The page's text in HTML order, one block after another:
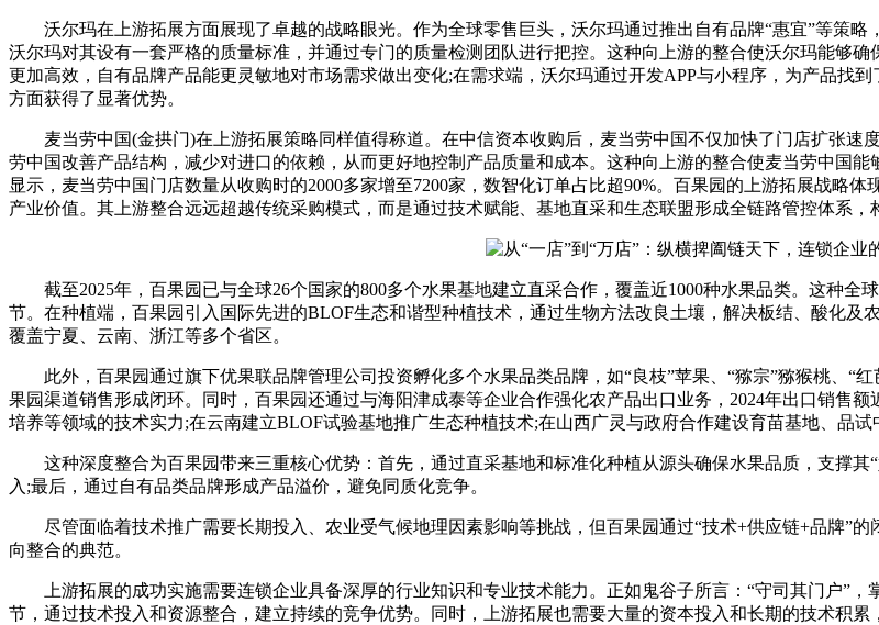
沃尔玛在上游拓展方面展现了卓越的战略眼光。作为全球零售巨头，沃尔玛通过推出自有品牌“惠宜”等策略
沃尔玛对其设有一套严格的质量标准，并通过专门的质量检测团队进行把控。这种向上游的整合使沃尔玛能够
更加高效，自有品牌产品能更灵敏地对市场需求做出变化;在需求端，沃尔玛通过开发APP与小程序，为产品找
方面获得了显著优势。
麦当劳中国(金拱门)在上游拓展策略同样值得称道。在中信资本收购后，麦当劳中国不仅加快了门店扩张速
劳中国改善产品结构，减少对进口的依赖，从而更好地控制产品质量和成本。这种向上游的整合使麦当劳中国
显示，麦当劳中国门店数量从收购时的2000多家增至7200家，数智化订单占比超90%。百果园的上游拓展战略
产业价值。其上游整合远远超越传统采购模式，而是通过技术赋能、基地直采和生态联盟形成全链路管控体系，
截至2025年，百果园已与全球26个国家的800多个水果基地建立直采合作，覆盖近1000种水果品类。这种全
节。在种植端，百果园引入国际先进的BLOF生态和谐型种植技术，通过生物方法改良土壤，解决板结、酸化及
覆盖宁夏、云南、浙江等多个省区。
此外，百果园通过旗下优果联品牌管理公司投资孵化多个水果品类品牌，如“良枝”苹果、“猕宗”猕猴桃、“
果园渠道销售形成闭环。同时，百果园还通过与海阳津成泰等企业合作强化农产品出口业务，2024年出口销售
培养等领域的技术实力;在云南建立BLOF试验基地推广生态种植技术;在山西广灵与政府合作建设育苗基地、品试
这种深度整合为百果园带来三重核心优势：首先，通过直采基地和标准化种植从源头确保水果品质，支撑其
入;最后，通过自有品类品牌形成产品溢价，避免同质化竞争。
尽管面临着技术推广需要长期投入、农业受气候地理因素影响等挑战，但百果园通过“技术+供应链+品牌”的
向整合的典范。
上游拓展的成功实施需要连锁企业具备深厚的行业知识和专业技术能力。正如鬼谷子所言：“守司其门户”，
节，通过技术投入和资源整合，建立持续的竞争优势。同时，上游拓展也需要大量的资本投入和长期的技术积累